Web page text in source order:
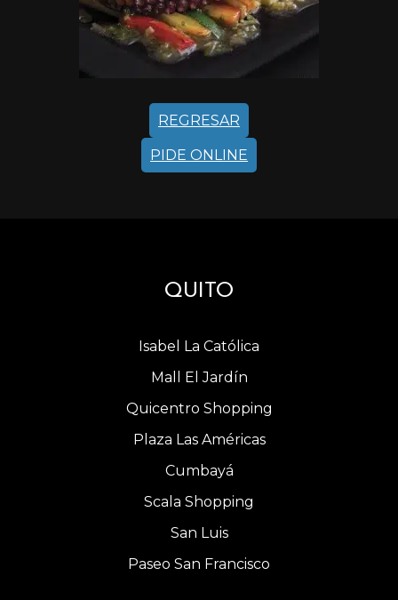
REGRESAR
PIDE ONLINE
QUITO
Isabel La Católica
Mall El Jardín
Quicentro Shopping
Plaza Las Américas
Cumbayá
Scala Shopping
San Luis
Paseo San Francisco